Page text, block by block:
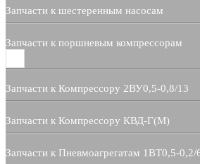
Запчасти к шестеренным насосам
Запчасти к поршневым компрессорам
Запчасти к Компрессору 2ВУ0,5-0,8/13
Запчасти к Компрессору КВД-Г(М)
Запчасти к Пневмоагрегатам 1ВТ0,5-